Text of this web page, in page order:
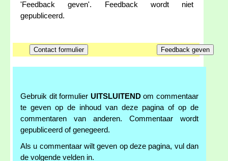
'Feedback geven'. Feedback wordt niet
gepubliceerd.
Gebruik dit formulier UITSLUITENDom commentaar
te geven op de inhoud van deze pagina of op de
commentaren van anderen. Commentaar wordt
gepubliceerd of genegeerd.
Als u commentaar wilt geven op deze pagina, vul dan
de volgende velden in.